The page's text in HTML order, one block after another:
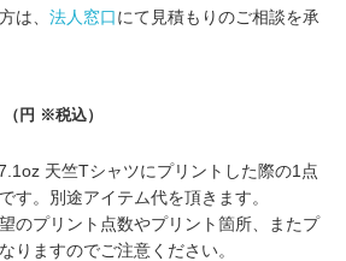
は、 法人窓口にて見積もりのご相談を承
（円 ※税込）
天竺Tシャツにプリントした際の1点
す。別途アイテム代を頂きます。
のプリント点数やプリント箇所、またプ
りますのでご注意ください。